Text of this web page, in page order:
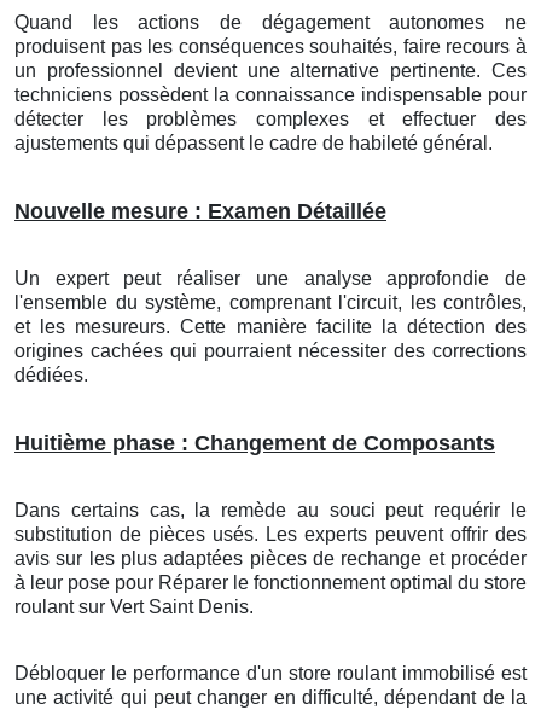
Quand les actions de dégagement autonomes ne
produisent pas les conséquences souhaités, faire recours à
un professionnel devient une alternative pertinente. Ces
techniciens possèdent la connaissance indispensable pour
détecter les problèmes complexes et effectuer des
ajustements qui dépassent le cadre de habileté général.
Nouvelle mesure : Examen Détaillée
Un expert peut réaliser une analyse approfondie de
l'ensemble du système, comprenant l'circuit, les contrôles,
et les mesureurs. Cette manière facilite la détection des
origines cachées qui pourraient nécessiter des corrections
dédiées.
Huitième phase : Changement de Composants
Dans certains cas, la remède au souci peut requérir le
substitution de pièces usés. Les experts peuvent offrir des
avis sur les plus adaptées pièces de rechange et procéder
à leur pose pour Réparer le fonctionnement optimal du store
roulantsur Vert Saint Denis.
Débloquer le performance d'un store roulant immobilisé est
une activité qui peut changer en difficulté, dépendant de la